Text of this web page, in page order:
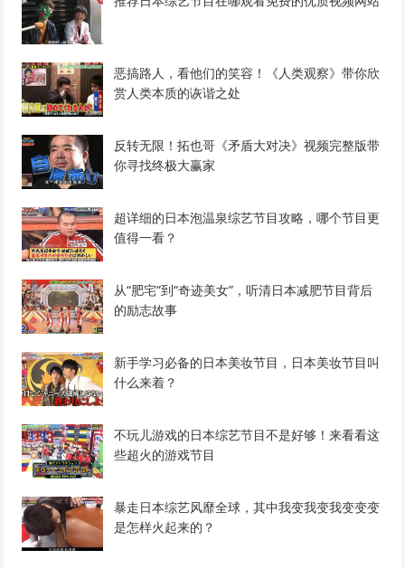
恶搞路人，看他们的笑容！《人类观察》带你欣
赏人类本质的诙谐之处
反转无限！拓也哥《矛盾大对决》视频完整版带
你寻找终极大赢家
超详细的日本泡温泉综艺节目攻略，哪个节目更
值得一看？
从“肥宅”到“奇迹美女”，听清日本减肥节目背后
的励志故事
新手学习必备的日本美妆节目，日本美妆节目叫
什么来着？
不玩儿游戏的日本综艺节目不是好够！来看看这
些超火的游戏节目
暴走日本综艺风靡全球，其中我变我变我变变变
是怎样火起来的？